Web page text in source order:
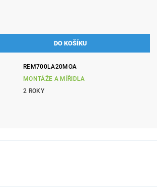
REM700LA20MOA
MONTÁŽE A MÍŘIDLA
2 ROKY